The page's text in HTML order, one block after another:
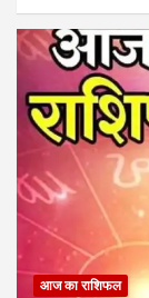
आज का राशिफल